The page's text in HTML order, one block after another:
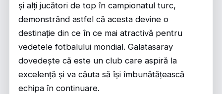
și alți jucători de top în campionatul turc,
demonstrând astfel că acesta devine o
destinație din ce în ce mai atractivă pentru
vedetele fotbalului mondial. Galatasaray
dovedește că este un club care aspiră la
excelență și va căuta să își îmbunătățească
echipa în continuare.